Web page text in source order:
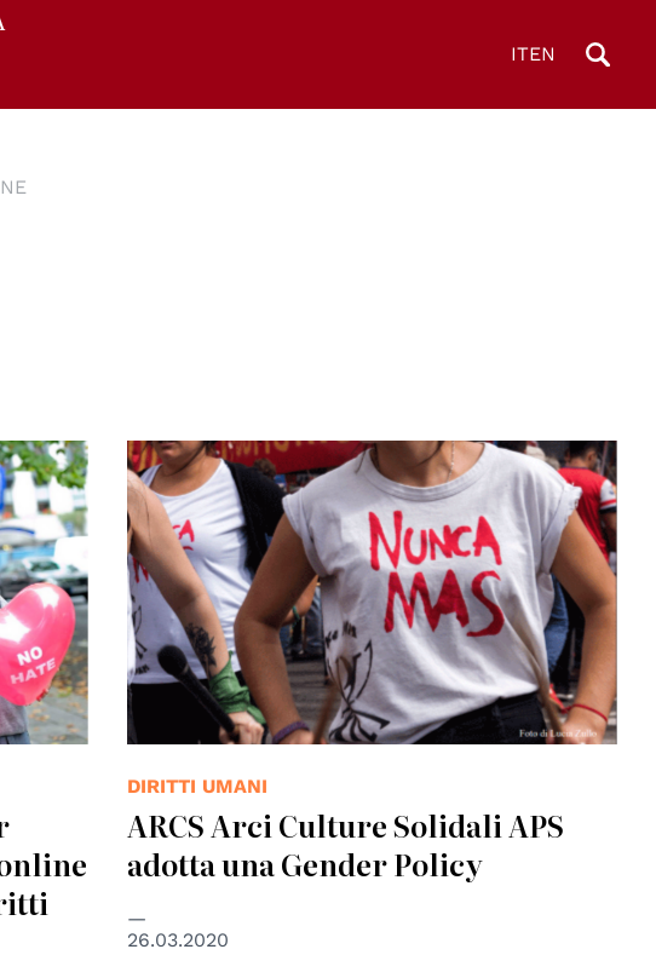
ITEN
© ARCS Culture Solidali
DIRITTI UMANI
ARCS Arci Culture Solidali APS
adotta una Gender Policy
26.03.2020